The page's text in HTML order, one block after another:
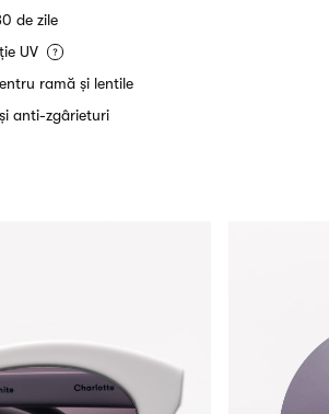
de zile
UV
ramă și lentile
anti-zgârieturi